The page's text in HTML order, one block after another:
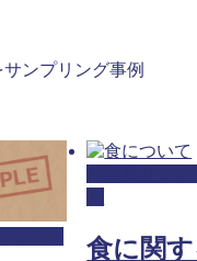
ンプリング事例
食に関